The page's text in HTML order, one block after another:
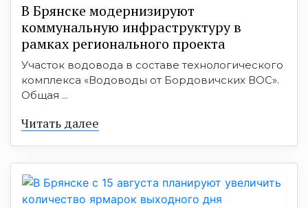
В Брянске модернизируют
коммунальную инфраструктуру в
рамках регионального проекта
Участок водовода в составе технологического
комплекса «Водоводы от Бордовичских ВОС».
Общая ...
Читать далее